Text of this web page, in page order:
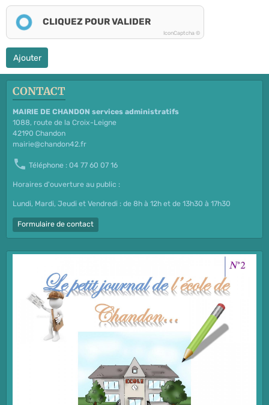
CLIQUEZ POUR VALIDER
IconCaptcha ©
Ajouter
CONTACT
MAIRIE DE CHANDON services administratifs
1088, route de la Croix-Leigne
42190 Chandon
mairie@chandon42.fr
Téléphone : 04 77 60 07 16
Horaires d'ouverture au public :
Lundi, Mardi, Jeudi et Vendredi : de 8h à 12h et de 13h30 à 17h30
Formulaire de contact